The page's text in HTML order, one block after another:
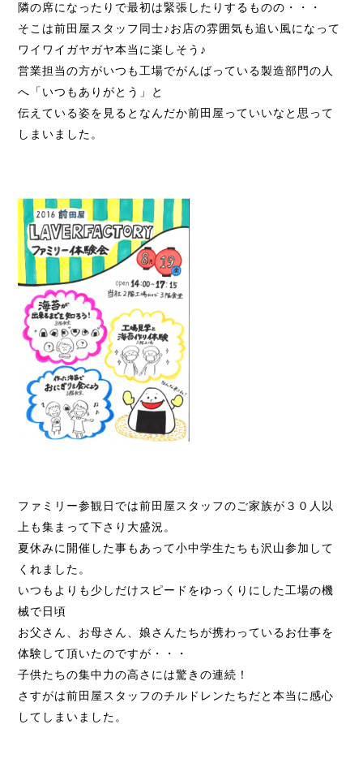
隣の席になったりで最初は緊張したりするものの・・・
そこは前田屋スタッフ同士♪お店の雰囲気も追い風になって
ワイワイガヤガヤ本当に楽しそう♪
営業担当の方がいつも工場でがんばっている製造部門の人
へ「いつもありがとう」と
伝えている姿を見るとなんだか前田屋っていいなと思って
しまいました。
ファミリー参観日では前田屋スタッフのご家族が３０人以
上も集まって下さり大盛況。
夏休みに開催した事もあって小中学生たちも沢山参加して
くれました。
いつもよりも少しだけスピードをゆっくりにした工場の機
械で日頃
お父さん、お母さん、娘さんたちが携わっているお仕事を
体験して頂いたのですが・・・
子供たちの集中力の高さには驚きの連続！
さすがは前田屋スタッフのチルドレンたちだと本当に感心
してしまいました。